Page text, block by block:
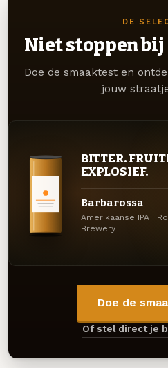
DE
Niet stoppen bij
Doe de smaaktest en
jouw
BITTER.
EXPLOSIEF.
Barbarossa
Amerikaanse IPA ·
Brewery
Doe de
Of stel direct je